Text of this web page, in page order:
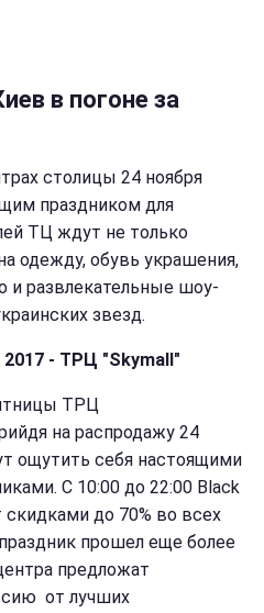
в погоне за
столицы 24 ноября
праздником для
ТЦ ждут не только
одежду, обувь украшения,
и развлекательные шоу-
звезд.
2017 - ТРЦ "Skymall"
ТРЦ
на распродажу 24
ощутить себя настоящими
С 10:00 до 22:00 Black
скидками до 70% во всех
прошел еще более
предложат
от лучших